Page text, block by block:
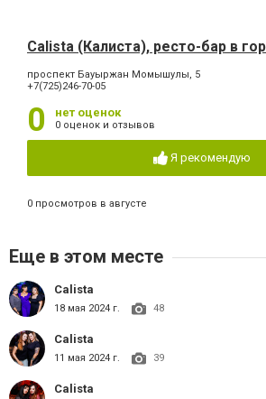
Calista (Калиста), ресто-бар в
проспект Бауыржан Момышулы, 5
+7(725)246-70-05
0 нет оценок
0 оценок и отзывов
Я рекомендую
0 просмотров в августе
Еще в этом месте
Calista
18 мая 2024 г. 48
Calista
11 мая 2024 г. 39
Calista